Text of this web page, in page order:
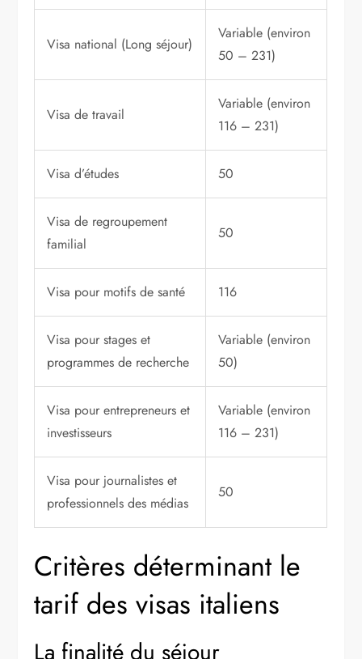
Visa national (Long séjour)
Variable (environ
50 – 231)
Visa de travail
Variable (environ
116 – 231)
Visa d’études 50
Visa de regroupement
familial
50
Visa pour motifs de santé 116
Visa pour stages et
programmes de recherche
Variable (environ
50)
Visa pour entrepreneurs et
investisseurs
Variable (environ
116 – 231)
Visa pour journalistes et
professionnels des médias
50
Critères déterminant le
tarif des visas italiens